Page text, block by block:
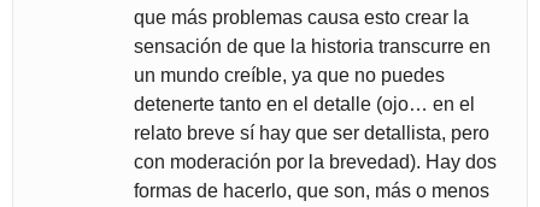
que más problemas causa esto crear la
sensación de que la historia transcurre en
un mundo creíble, ya que no puedes
detenerte tanto en el detalle (ojo… en el
relato breve sí hay que ser detallista, pero
con moderación por la brevedad). Hay dos
formas de hacerlo, que son, más o menos